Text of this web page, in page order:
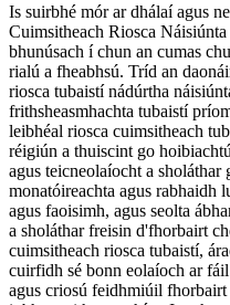
Is suirbhé mór ar dhálaí agus
Cuimsitheach Riosca
bhunúsach í chun an cumas
rialú a fheabhsú. Tríd an
riosca tubaistí nádúrtha
frithsheasmhachta tubaistí
leibhéal riosca cuimsitheach
réigiún a thuiscint go
agus teicneolaíocht a sholáthar
monatóireachta agus rabhaidh
agus faoisimh, agus seolta
a sholáthar freisin d'fhorbairt
cuimsitheach riosca tubaistí,
cuirfidh sé bonn eolaíoch ar
agus criosú feidhmiúil fhorbairt